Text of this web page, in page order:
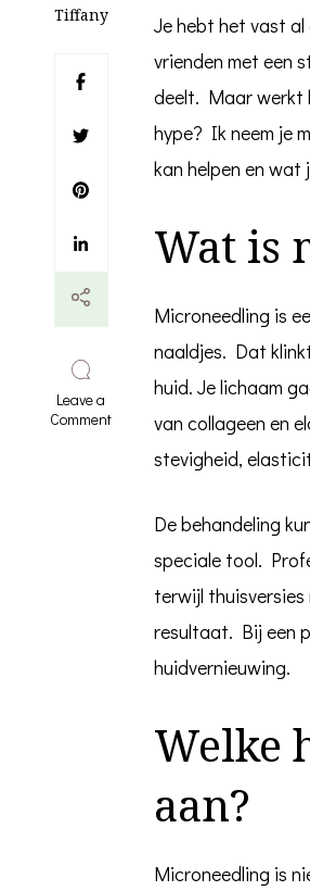
Tiffany
Leave a
Commenton
microneedling
Je hebt het vast al
vrienden met een
deelt. Maar werkt
hype? Ik neem je
kan helpen en
Wat is
Microneedling is
naaldjes. Dat
huid. Je lichaam
van collageen en
stevigheid,
De behandeling
speciale tool.
terwijl
resultaat. Bij een
huidvernieuwing.
Welke
aan?
Microneedling is